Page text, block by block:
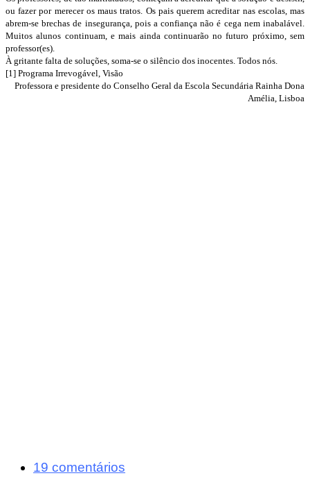
ou fazer por merecer os maus tratos. Os pais querem acreditar nas escolas, mas
abrem-se brechas de insegurança, pois a confiança não é cega nem inabalável.
Muitos alunos continuam, e mais ainda continuarão no futuro próximo, sem
professor(es).
À gritante falta de soluções, soma-se o silêncio dos inocentes. Todos nós.
[1] Programa Irrevogável, Visão
Professora e presidente do Conselho Geral da Escola Secundária Rainha Dona
Amélia, Lisboa
19 comentários